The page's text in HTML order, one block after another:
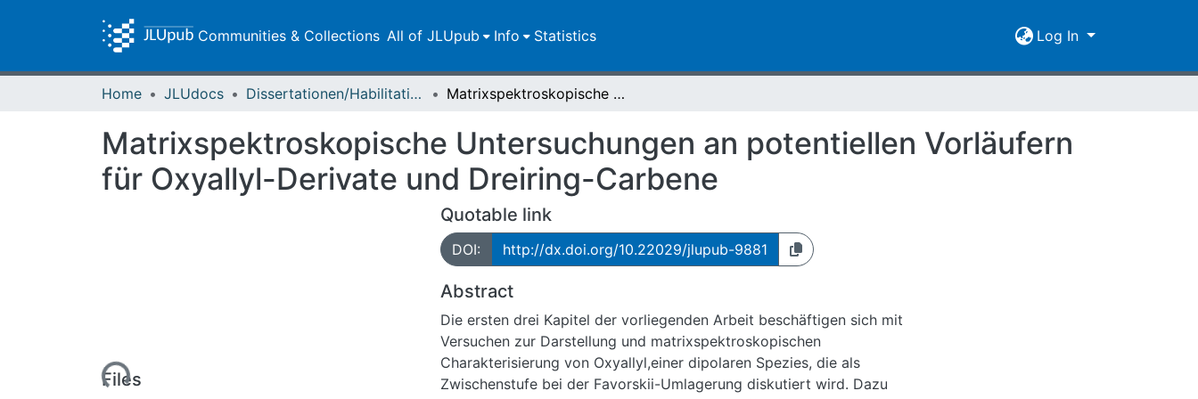
Communities & Collections All of JLUpub Info Statistics Log In
Home JLUdocs Dissertationen/Habilitationen Matrixspektroskopische Untersuchungen an potentiellen Vorläufern für Oxyallyl-Derivate und Dreiring-Carbene
Matrixspektroskopische Untersuchungen an potentiellen Vorläufern
für Oxyallyl-Derivate und Dreiring-Carbene
Loading...
Files
Quotable link
DOI: http://dx.doi.org/10.22029/jlupub-9881
Abstract
Die ersten drei Kapitel der vorliegenden Arbeit beschäftigen sich mit
Versuchen zur Darstellung und matrixspektroskopischen
Charakterisierung von Oxyallyl,einer dipolaren Spezies, die als
Zwischenstufe bei der Favorskii-Umlagerung diskutiert wird. Dazu